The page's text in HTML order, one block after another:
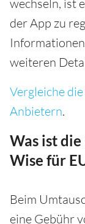
wechseln, ist
der App zu
weiteren
Vergleiche
Anbietern.
Was ist
Wise für
Beim
eine Gebühr